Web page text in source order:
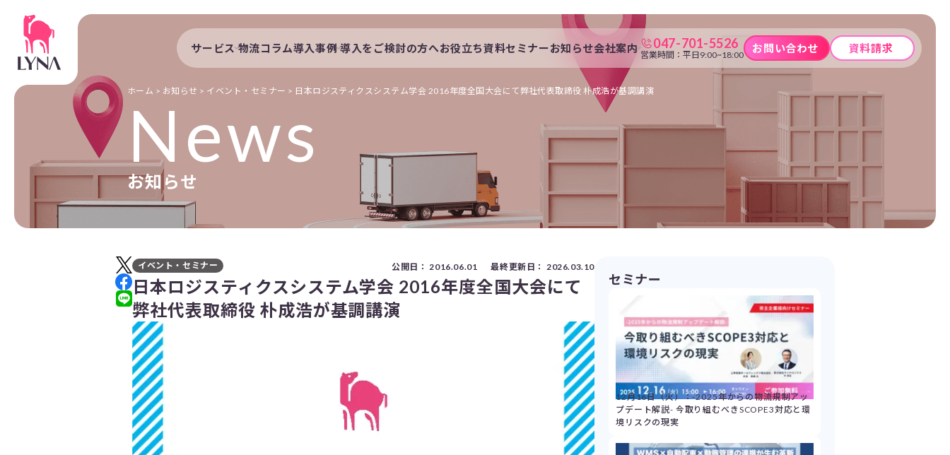
サービス
サービストップ
自動配車システム
発着管理オプション
訪問計画
物流拠点最適化
開発者向けサービス
物流コラム導入事例
導入事例
導入企業一覧
導入をご検討の方へお役立ち資料セミナーお知らせ会社案内
会社概要
私たちの想い
採用情報
047-701-5526
営業時間：平日9:00~18:00 お問い合わせ 資料請求
News
お知らせ
ホーム > お知らせ > イベント・セミナー > 日本ロジスティクスシステム学会 2016年度全国大会にて弊社代表取締役 朴成浩が基調講演
イベント・セミナー 公開日： 2016.06.01 最終更新日： 2026.03.10
日本ロジスティクスシステム学会 2016年度全国大会にて
弊社代表取締役 朴成浩が基調講演
セミナー
12月16日（火）：-2025年からの物流規制アッ
プデート解説- 今取り組むべきSCOPE3対応と環
境リスクの現実